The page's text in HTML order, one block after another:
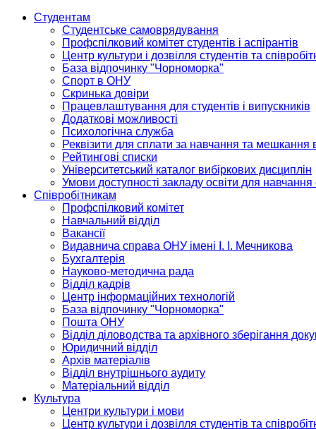
Студентам
Студентське самоврядування
Профспілковий комітет студентів і аспірантів
Центр культури і дозвілля студентів та
База відпочинку "Чорноморка"
Спорт в ОНУ
Скринька довіри
Працевлаштування для студентів і випускників
Додаткові можливості
Психологічна служба
Реквізити для сплати за навчання та мешкання
Рейтингові списки
Університетський каталог вибіркових дисциплін
Умови доступності закладу освіти для
Співробітникам
Профспілковий комітет
Навчальний відділ
Вакансії
Видавнича справа ОНУ імені І. І. Мечникова
Бухгалтерія
Науково-методична рада
Відділ кадрів
Центр інформаційних технологій
База відпочинку "Чорноморка"
Пошта ОНУ
Відділ діловодства та архівного зберігання
Юридичний відділ
Архів матеріалів
Відділ внутрішнього аудиту
Матеріальний відділ
Культура
Центри культури і мови
Центр культури і дозвілля студентів та